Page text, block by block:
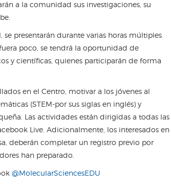
a la comunidad sus investigaciones, su
presentarán durante varias horas múltiples
poco, se tendrá la oportunidad de
y científicas, quienes participarán de forma
en el Centro, motivar a los jóvenes al
(STEM-por sus siglas en inglés) y
Las actividades están dirigidas a todas las
Live. Adicionalmente, los interesados en
deberán completar un registro previo por
han preparado.
@MolecularSciencesEDU